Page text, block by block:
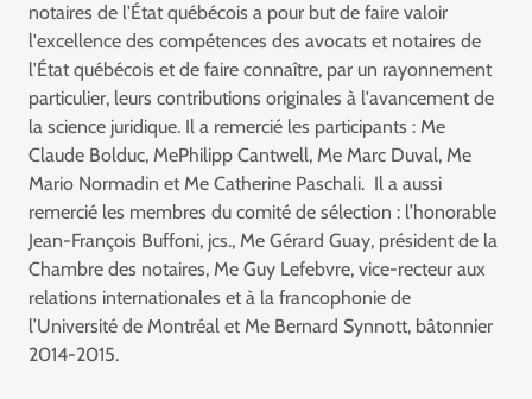
notaires de l'État québécois a pour but de faire valoir
l'excellence des compétences des avocats et notaires de
l'État québécois et de faire connaître, par un rayonnement
particulier, leurs contributions originales à l'avancement de
la science juridique. Il a remercié les participants : Me
Claude Bolduc, MePhilipp Cantwell, Me Marc Duval, Me
Mario Normadin et Me Catherine Paschali. Il a aussi
remercié les membres du comité de sélection : l’honorable
Jean-François Buffoni, jcs., Me Gérard Guay, président de la
Chambre des notaires, Me Guy Lefebvre, vice-recteur aux
relations internationales et à la francophonie de
l’Université de Montréal et Me Bernard Synnott, bâtonnier
2014-2015.